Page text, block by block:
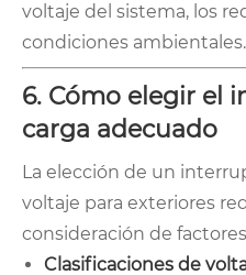
voltaje del sistema, los
condiciones ambientales.
6. Cómo elegir el
carga adecuado
La elección de un
voltaje para exteriores
consideración de
Clasificaciones de